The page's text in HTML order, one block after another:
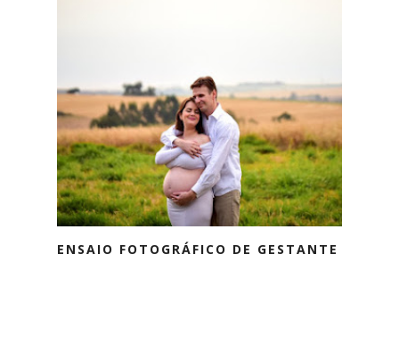
ENSAIO FOTOGRÁFICO DE GESTANTE